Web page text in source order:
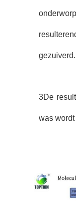
gezuiverd.
3De
was